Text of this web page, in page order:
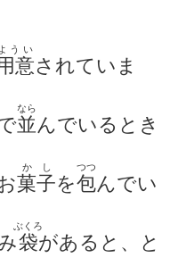
意
うい
されていま
並
なら
んでいるとき
菓子
かし
を包
つつ
んでい
袋
ぶくろ
があると、と